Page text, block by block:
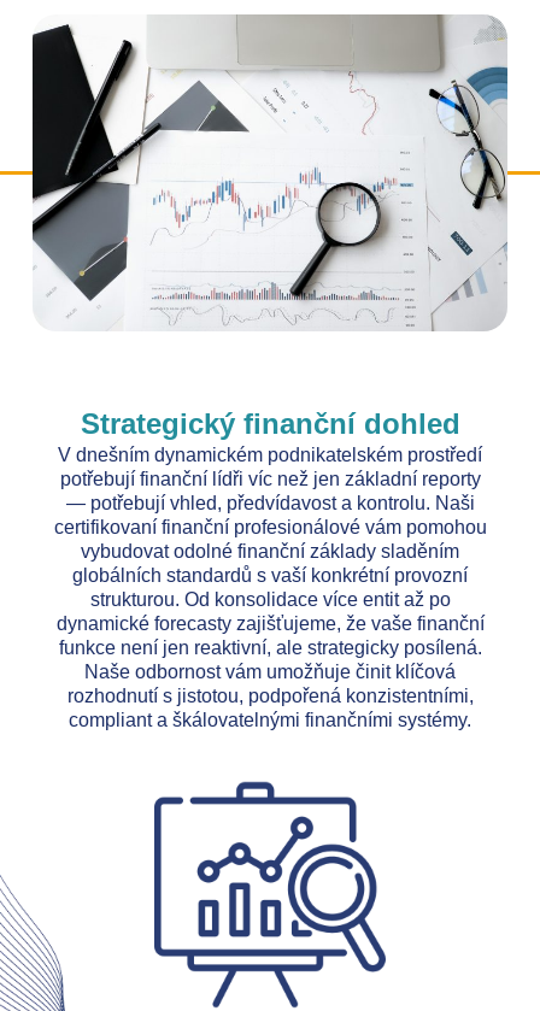
Strategický finanční dohled
V dnešním dynamickém podnikatelském prostředí
potřebují finanční lídři víc než jen základní reporty
— potřebují vhled, předvídavost a kontrolu. Naši
certifikovaní finanční profesionálové vám pomohou
vybudovat odolné finanční základy sladěním
globálních standardů s vaší konkrétní provozní
strukturou. Od konsolidace více entit až po
dynamické forecasty zajišťujeme, že vaše finanční
funkce není jen reaktivní, ale strategicky posílená.
Naše odbornost vám umožňuje činit klíčová
rozhodnutí s jistotou, podpořená konzistentními,
compliant a škálovatelnými finančními systémy.